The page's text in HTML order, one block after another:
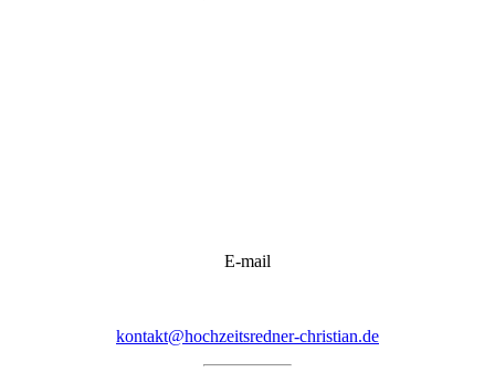
E-mail
kontakt@hochzeitsredner-christian.de